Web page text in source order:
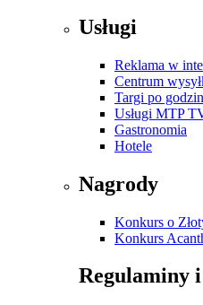
Usługi
Reklama w
Centrum
Targi po
Usługi MTP
Gastronomia
Hotele
Nagrody
Konkurs o
Konkurs
Regulaminy